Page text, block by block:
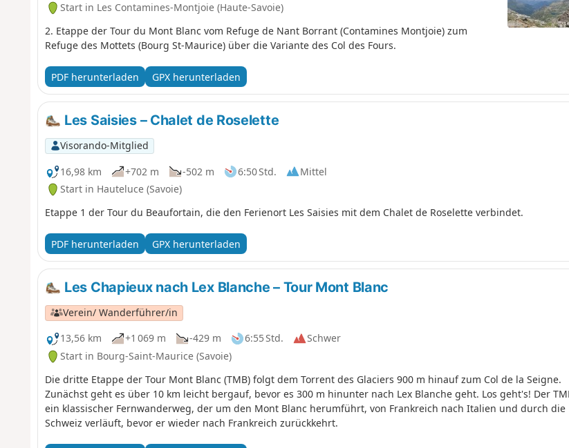
Start in Les Contamines-Montjoie (Haute-Savoie)
2. Etappe der Tour du Mont Blanc vom Refuge de Nant Borrant (Contamines Montjoie) zum
Refuge des Mottets (Bourg St-Maurice) über die Variante des Col des Fours.
PDF herunterladen GPX herunterladen
Les Saisies – Chalet de Roselette
Visorando-Mitglied
16,98 km
+702 m -502 m 6:50 Std.
Mittel
Start in Hauteluce (Savoie)
Etappe 1 der Tour du Beaufortain, die den Ferienort Les Saisies mit dem Chalet de Roselette verbindet.
PDF herunterladen GPX herunterladen
Les Chapieux nach Lex Blanche – Tour Mont Blanc
Verein/ Wanderführer/in
13,56 km
+1 069 m -429 m 6:55 Std.
Schwer
Start in Bourg-Saint-Maurice (Savoie)
Die dritte Etappe der Tour Mont Blanc (TMB) folgt dem Torrent des Glaciers 900 m hinauf zum Col de la Seigne.
Zunächst geht es über 10 km leicht bergauf, bevor es 300 m hinunter nach Lex Blanche geht. Los geht's! Der
ein klassischer Fernwanderweg, der um den Mont Blanc herumführt, von Frankreich nach Italien und durch die
Schweiz verläuft, bevor er wieder nach Frankreich zurückkehrt.